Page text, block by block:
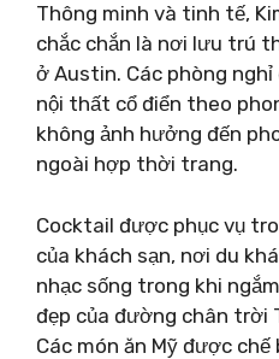
Thông minh và tinh tế,
chắc chắn là nơi lưu trú
ở Austin. Các phòng
nội thất cổ điển theo
không ảnh hưởng đến
ngoài hợp thời trang.
Cocktail được phục vụ
của khách sạn, nơi du
nhạc sống trong khi
đẹp của đường chân trời
Các món ăn Mỹ được